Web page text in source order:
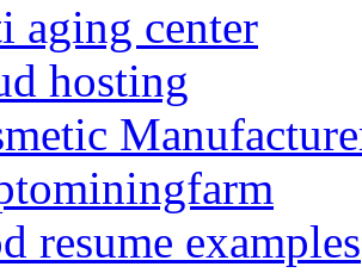
aging center
hosting
resume examples